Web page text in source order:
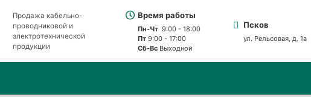
Продажа кабельно-
проводниковой и
электротехнической
продукции
Время работы
Пн-Чт9:00 - 18:00
Пт9:00 - 17:00
Сб-ВсВыходной
Псков
ул. Рельсовая, д. 1а